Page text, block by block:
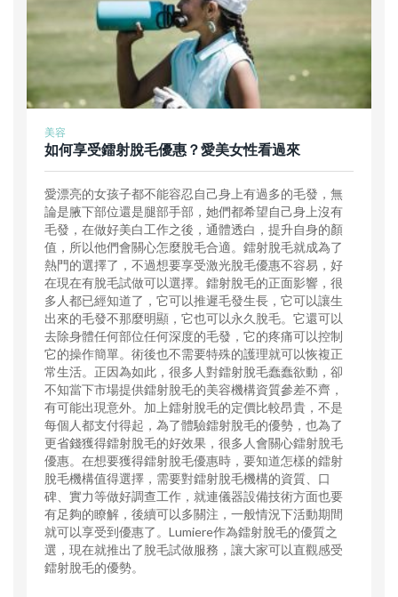
美容
如何享受鐳射脫毛優惠？愛美女性看過來
愛漂亮的女孩子都不能容忍自己身上有過多的毛發，無
論是腋下部位還是腿部手部，她們都希望自己身上沒有
毛發，在做好美白工作之後，通體透白，提升自身的顏
值，所以他們會關心怎麼脫毛合適。鐳射脫毛就成為了
熱門的選擇了，不過想要享受激光脫毛優惠不容易，好
在現在有脫毛試做可以選擇。鐳射脫毛的正面影響，很
多人都已經知道了，它可以推遲毛發生長，它可以讓生
出來的毛發不那麼明顯，它也可以永久脫毛。它還可以
去除身體任何部位任何深度的毛發，它的疼痛可以控制
它的操作簡單。術後也不需要特殊的護理就可以恢複正
常生活。正因為如此，很多人對鐳射脫毛蠢蠢欲動，卻
不知當下市場提供鐳射脫毛的美容機構資質參差不齊，
有可能出現意外。加上鐳射脫毛的定價比較昂貴，不是
每個人都支付得起，為了體驗鐳射脫毛的優勢，也為了
更省錢獲得鐳射脫毛的好效果，很多人會關心鐳射脫毛
優惠。在想要獲得鐳射脫毛優惠時，要知道怎樣的鐳射
脫毛機構值得選擇，需要對鐳射脫毛機構的資質、口
碑、實力等做好調查工作，就連儀器設備技術方面也要
有足夠的瞭解，後續可以多關注，一般情況下活動期間
就可以享受到優惠了。Lumiere作為鐳射脫毛的優質之
選，現在就推出了脫毛試做服務，讓大家可以直觀感受
鐳射脫毛的優勢。